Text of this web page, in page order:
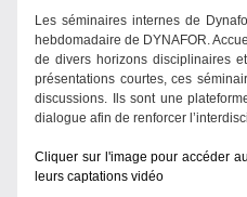
Les séminaires internes de
hebdomadaire de DYNAFOR.
de divers horizons disciplinaires
présentations courtes, ces
discussions. Ils sont une
dialogue afin de renforcer l’interdis
Cliquer sur l'image pour accéder
leurs captations vidéo